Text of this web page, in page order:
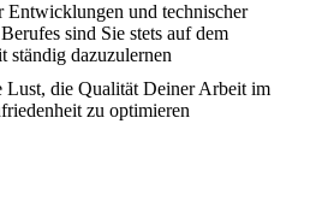
Entwicklungen und technischer
sind Sie stets auf dem
ständig dazuzulernen
Lust, die Qualität Deiner Arbeit im
zu optimieren